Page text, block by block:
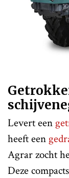
Levert een
heeft een
Agrar zocht
Deze